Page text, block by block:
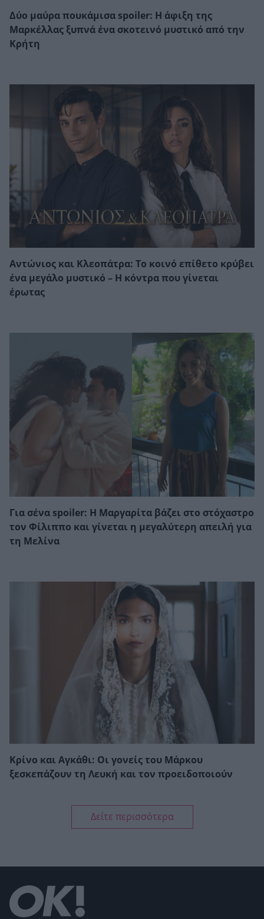
Δύο μαύρα πουκάμισα spoiler: Η άφιξη της
Μαρκέλλας ξυπνά ένα σκοτεινό μυστικό από την
Κρήτη
Αντώνιος και Κλεοπάτρα: Το κοινό επίθετο κρύβει
ένα μεγάλο μυστικό – Η κόντρα που γίνεται
έρωτας
Για σένα spoiler: Η Μαργαρίτα βάζει στο στόχαστρο
τον Φίλιππο και γίνεται η μεγαλύτερη απειλή για
τη Μελίνα
Κρίνο και Αγκάθι: Οι γονείς του Μάρκου
ξεσκεπάζουν τη Λευκή και τον προειδοποιούν
Δείτε περισσότερα